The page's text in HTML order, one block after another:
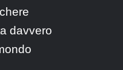
davvero